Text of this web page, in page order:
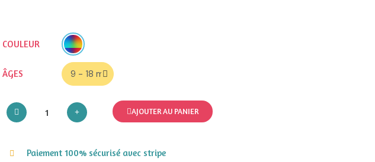
COULEUR
ÂGES
AJOUTER AU PANIER
Paiement 100% sécurisé avec stripe